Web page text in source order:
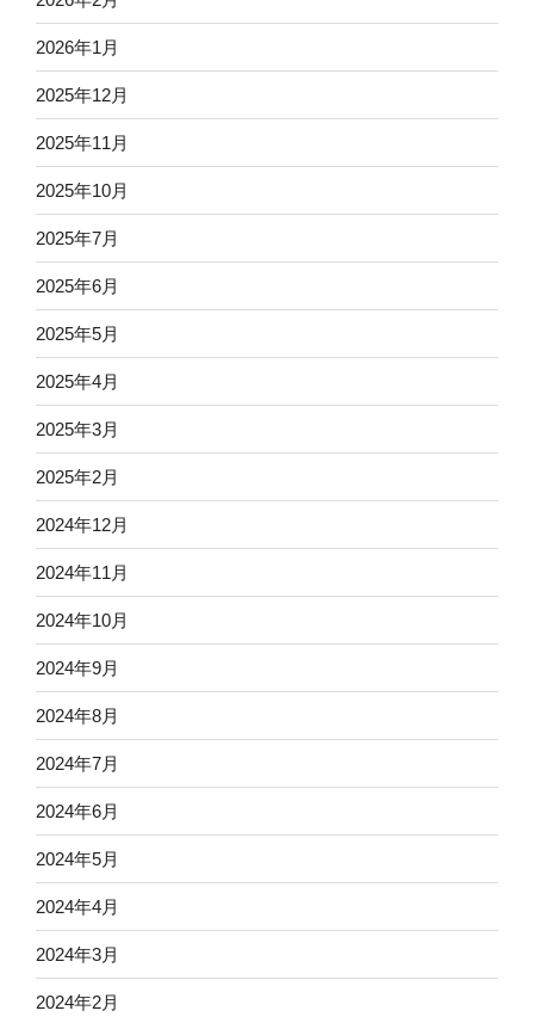
2026年1月
2025年12月
2025年11月
2025年10月
2025年7月
2025年6月
2025年5月
2025年4月
2025年3月
2025年2月
2024年12月
2024年11月
2024年10月
2024年9月
2024年8月
2024年7月
2024年6月
2024年5月
2024年4月
2024年3月
2024年2月